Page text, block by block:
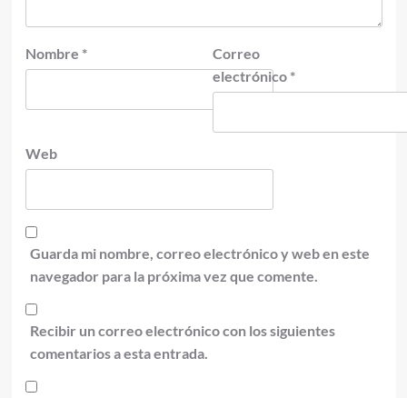
Nombre *
Correo
electrónico *
Web
Guarda mi nombre, correo electrónico y web en este
navegador para la próxima vez que comente.
Recibir un correo electrónico con los siguientes
comentarios a esta entrada.